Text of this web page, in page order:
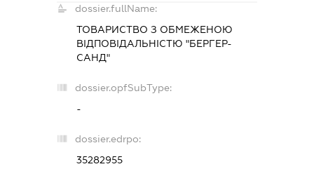
dossier.fullName:
ТОВАРИСТВО З ОБМЕЖЕНОЮ
ВІДПОВІДАЛЬНІСТЮ "БЕРГЕР-
САНД"
dossier.opfSubType:
-
dossier.edrpo:
35282955